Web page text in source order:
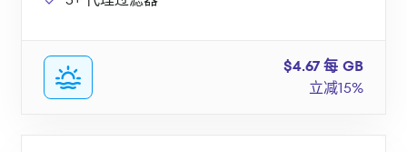
$4.67 每 GB
立减15%